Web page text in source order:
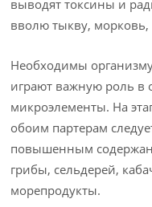
выводят токсины и
вволю тыкву, морковь,
Необходимы
играют важную роль в
микроэлементы. На
обоим партерам
повышенным
грибы, сельдерей,
морепродукты.